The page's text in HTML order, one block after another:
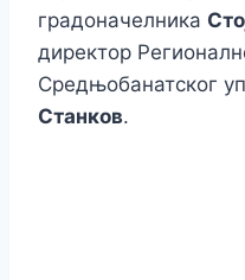
градоначелника
директор
Средњобанатског
Станков.